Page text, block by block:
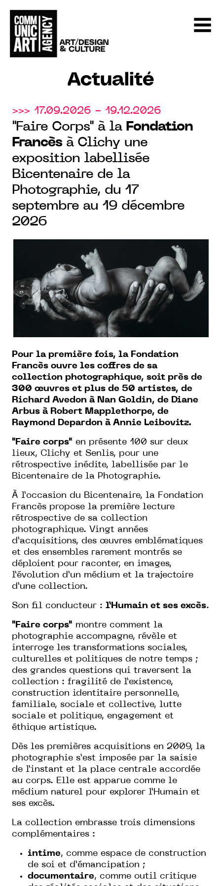
Actualité
>>> 17.09.2026 - 19.12.2026
"Faire Corps" à la Fondation
Francès à Clichy une
exposition labellisée
Bicentenaire de la
Photographie, du 17
septembre au 19 décembre
2026
Pour la première fois, la Fondation
Francès ouvre les coffres de sa
collection photographique, soit près de
300 œuvres et plus de 50 artistes, de
Richard Avedon à Nan Goldin, de Diane
Arbus à Robert Mapplethorpe, de
Raymond Depardon à Annie Leibovitz.
"Faire corps" en présente 100 sur deux
lieux, Clichy et Senlis, pour une
rétrospective inédite, labellisée par le
Bicentenaire de la Photographie.
À l’occasion du Bicentenaire, la Fondation
Francès propose la première lecture
rétrospective de sa collection
photographique. Vingt années
d’acquisitions, des œuvres emblématiques
et des ensembles rarement montrés se
déploient pour raconter, en images,
l’évolution d’un médium et la trajectoire
d’une collection.
Son fil conducteur : l’Humain et ses excès.
"Faire corps" montre comment la
photographie accompagne, révèle et
interroge les transformations sociales,
culturelles et politiques de notre temps ;
des grandes questions qui traversent la
collection : fragilité de l’existence,
construction identitaire personnelle,
familiale, sociale et collective, lutte
sociale et politique, engagement et
éthique artistique.
Dès les premières acquisitions en 2009, la
photographie s’est imposée par la saisie
de l’instant et la place centrale accordée
au corps. Elle est apparue comme le
médium naturel pour explorer l’Humain et
ses excès.
La collection embrasse trois dimensions
complémentaires :
intime, comme espace de construction
de soi et d’émancipation ;
documentaire, comme outil critique